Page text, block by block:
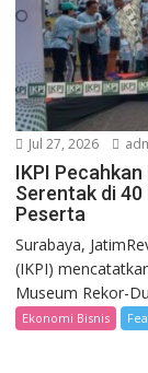
Jul 27, 2026
IKPI
Serentak di
Peserta
Surabaya,
(IKPI)
Museum Rekor-
Ekonomi Bisnis